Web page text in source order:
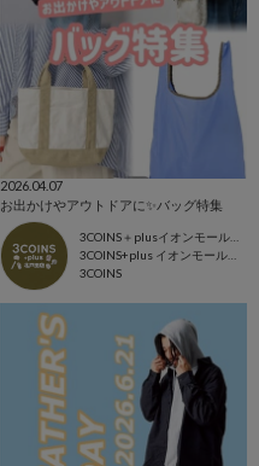
2026.04.07
お出かけやアウトドアに✨バッグ特集
3COINS＋plusイオンモール北戸田店
3COINS+plus イオンモール北戸田店
3COINS